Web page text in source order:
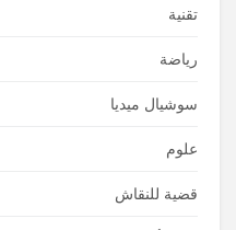
تقنية
رياضة
سوشيال ميديا
علوم
قضية للنقاش